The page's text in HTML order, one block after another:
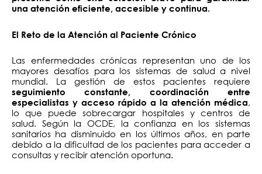
una atención eficiente, accesible y continua.
El Reto de la Atención al Paciente Crónico
Las enfermedades crónicas representan uno de los
mayores desafíos para los sistemas de salud a nivel
mundial. La gestión de estos pacientes requiere
seguimiento constante, coordinación entre
especialistas y acceso rápido a la atención médica,
lo que puede sobrecargar hospitales y centros de
salud. Según la OCDE, la confianza en los sistemas
sanitarios ha disminuido en los últimos años, en parte
debido a la dificultad de los pacientes para acceder a
consultas y recibir atención oportuna.